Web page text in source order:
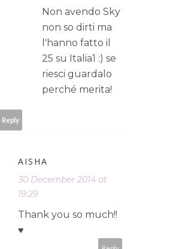
Non avendo Sky
non so dirti ma
l'hanno fatto il
25 su Italia1 :) se
riesci guardalo
perché merita!
Reply
AISHA
30 December 2014 at
19:29
Thank you so much!!
♥